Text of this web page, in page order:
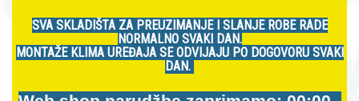
SVA SKLADIŠTA ZA PREUZIMANJE I SLANJE ROBE RADE
NORMALNO SVAKI DAN.
MONTAŽE KLIMA UREĐAJA SE ODVIJAJU PO DOGOVORU SVAKI
DAN.